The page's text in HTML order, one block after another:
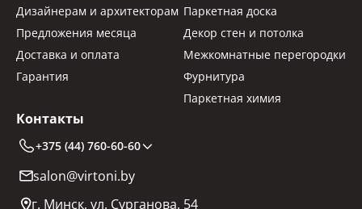
Дизайнерам и архитекторам
Предложения месяца
Доставка и оплата
Гарантия
Паркетная доска
Декор стен и потолка
Межкомнатные перегородки
Фурнитура
Паркетная химия
Контакты
+375 (44) 760-60-60
salon@virtoni.by
г. Минск, ул. Сурганова, 54